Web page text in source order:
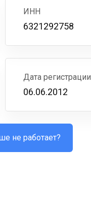
ИНН
6321292758
Дата регистрации
06.06.2012
не работает?